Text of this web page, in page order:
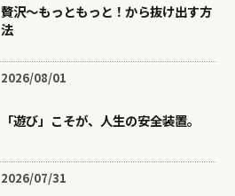
贅沢〜もっともっと！から抜け出す方
法
2026/08/01
「遊び」こそが、人生の安全装置。
2026/07/31